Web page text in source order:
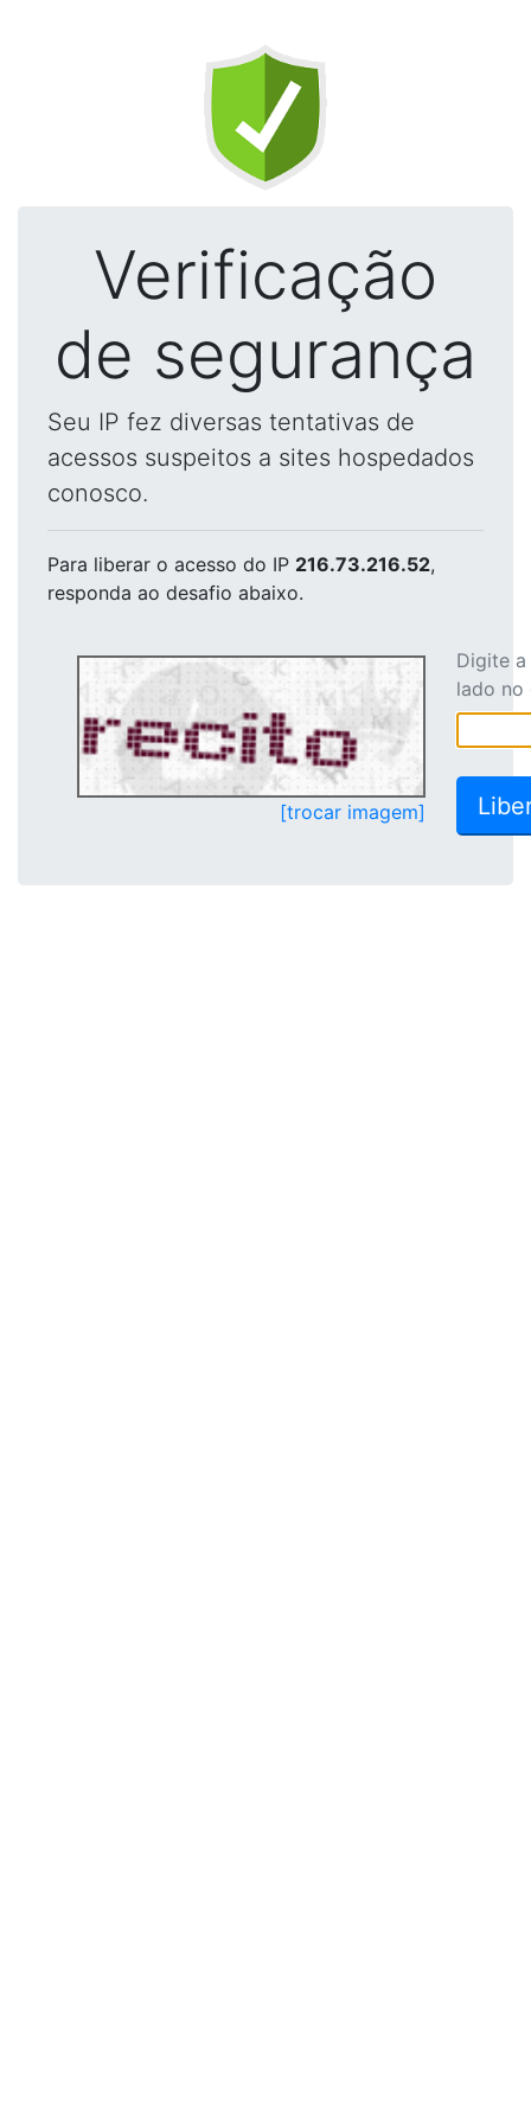
Verificação
de segurança
Seu IP fez diversas tentativas de
acessos suspeitos a sites hospedados
conosco.
Para liberar o acesso do IP 216.73.216.52,
responda ao desafio abaixo.
[trocar imagem]
Digite
lado no